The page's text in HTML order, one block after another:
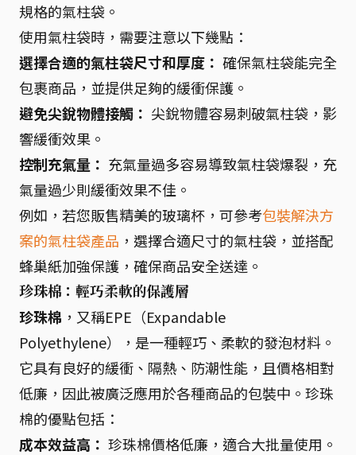
規格的氣柱袋。
使用氣柱袋時，需要注意以下幾點：
選擇合適的氣柱袋尺寸和厚度： 確保氣柱袋能完全
包裹商品，並提供足夠的緩衝保護。
避免尖銳物體接觸： 尖銳物體容易刺破氣柱袋，影
響緩衝效果。
控制充氣量： 充氣量過多容易導致氣柱袋爆裂，充
氣量過少則緩衝效果不佳。
例如，若您販售精美的玻璃杯，可參考包裝解決方
案的氣柱袋產品 ，選擇合適尺寸的氣柱袋，並搭配
蜂巢紙加強保護，確保商品安全送達。
珍珠棉：輕巧柔軟的保護層
珍珠棉 ，又稱EPE（Expandable
Polyethylene），是一種輕巧、柔軟的發泡材料。
它具有良好的緩衝、隔熱、防潮性能，且價格相對
低廉，因此被廣泛應用於各種商品的包裝中。珍珠
棉的優點包括：
成本效益高： 珍珠棉價格低廉，適合大批量使用。